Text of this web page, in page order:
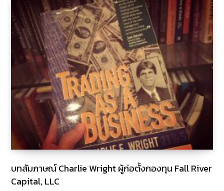
บทสัมภาษณ์ Charlie Wright ผู้ก่อตั้งกองทุน Fall River
Capital, LLC